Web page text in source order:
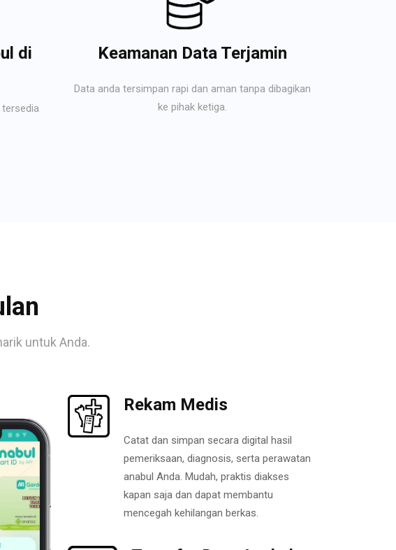
di
Keamanan Data Terjamin
Data anda tersimpan rapi dan aman tanpa dibagikan
ke pihak ketiga.
untuk Anda.
Rekam Medis
Catat dan simpan secara digital hasil
pemeriksaan, diagnosis, serta perawatan
anabul Anda. Mudah, praktis diakses
kapan saja dan dapat membantu
mencegah kehilangan berkas.